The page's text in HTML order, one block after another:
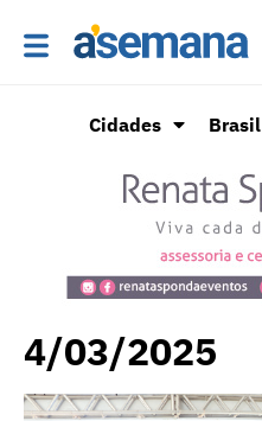
Cidades Brasil
4/03/2025